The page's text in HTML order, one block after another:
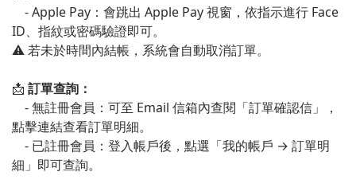
- Apple Pay：會跳出 Apple Pay 視窗，依指示進行 Face
ID、指紋或密碼驗證即可。
⚠️ 若未於時間內結帳，系統會自動取消訂單。
📩 訂單查詢：
- 無註冊會員：可至 Email 信箱內查閱「訂單確認信」，
點擊連結查看訂單明細。
- 已註冊會員：登入帳戶後，點選「我的帳戶 → 訂單明
細」即可查詢。